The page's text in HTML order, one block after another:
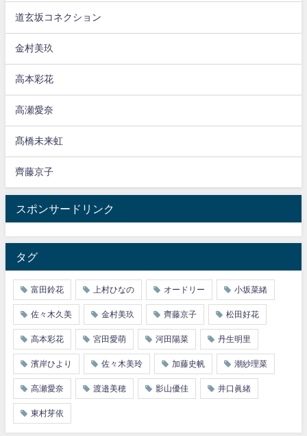
道玄坂コネクション
金村美玖
高本彩花
高瀬愛奈
髙橋未来虹
齊藤京子
スポンサードリンク
タグ
富田鈴花 上村ひなの オードリー 小坂菜緒
佐々木久美 金村美玖 齊藤京子 松田好花
高本彩花 宮田愛萌 河田陽菜 丹生明里
濱岸ひより 佐々木美玲 加藤史帆 潮紗理菜
高瀬愛奈 渡邉美穂 影山優佳 井口眞緒
東村芽依